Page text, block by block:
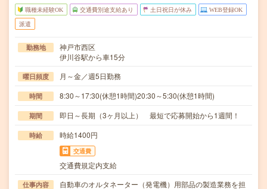
職種未経験OK 交通費別途支給あり 土日祝日が休み WEB登録OK
派遣
勤務地
神戸市西区
伊川谷駅から車15分
曜日頻度 月～金／週5日勤務
時間 8:30～17:30(休憩1時間)20:30～5:30(休憩1時間)
期間 即日～長期（3ヶ月以上） 最短で応募開始から1週間！
時給 時給1400円
交通費
交通費規定内支給
仕事内容
自動車のオルタネーター（発電機）用部品の製造業務を担